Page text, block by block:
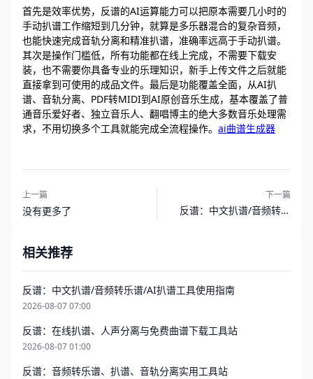
首先是效率优势，反谱的AI运算能力可以把原本需要几小时的
手动扒谱工作缩短到几分钟，就算是多乐器混合的复杂音频，
也能快速完成音轨分离和精准扒谱，准确率远高于手动扒谱。
其次是操作门槛低，所有功能都在线上完成，不需要下载安
装，也不需要你具备专业的乐理知识，新手上传文件之后就能
直接拿到可使用的成品文件。最后是功能覆盖全面，从AI扒
谱、音轨分离、PDF转MIDI到AI原创音乐生成，基本覆盖了普
通音乐爱好者、独立音乐人、翻唱博主的绝大多数音乐处理需
求，不用切换多个工具就能完成全流程操作。 ai曲谱生成器
上一篇
没有更多了
下一篇
反谱：中文扒谱/音频转乐
相关推荐
反谱：中文扒谱/音频转乐谱/AI扒谱工具使用指南
2026-08-07 07:00
反谱：在线扒谱、人声分离与免费曲谱下载工具站
2026-08-07 01:00
反谱：音频转乐谱、扒谱、音轨分离实用工具站